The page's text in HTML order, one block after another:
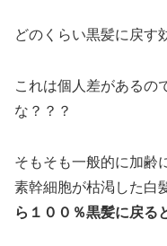
どのくらい黒髪に戻す
これは個人差があるの
な？？？
そもそも一般的に加齢
素幹細胞が枯渇した白
ら１００％黒髪に戻る